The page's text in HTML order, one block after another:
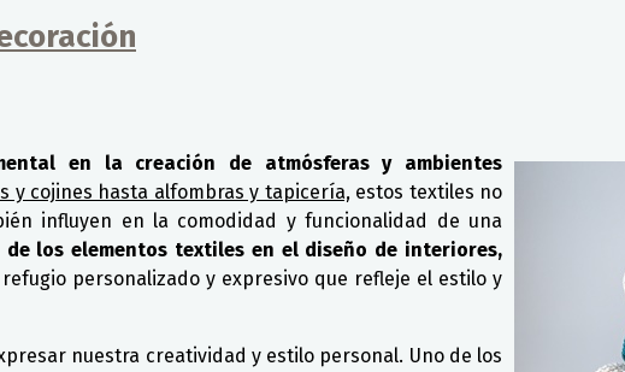
en la creación de atmósferas y ambientes
y cojines hasta alfombras y tapicería, estos textiles no
influyen en la comodidad y funcionalidad de una
los elementos textiles en el diseño de interiores,
personalizado y expresivo que refleje el estilo y
nuestra creatividad y estilo personal. Uno de los